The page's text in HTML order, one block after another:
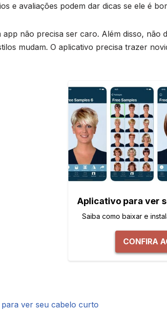
e avaliações podem dar dicas se ele é
app não precisa ser caro. Além disso, não
mudam. O aplicativo precisa trazer
Aplicativo para ver
Saiba como baixar e
CONFIRA
ver seu cabelo curto